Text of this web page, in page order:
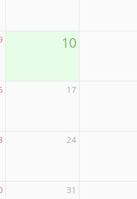
10
17
24
31